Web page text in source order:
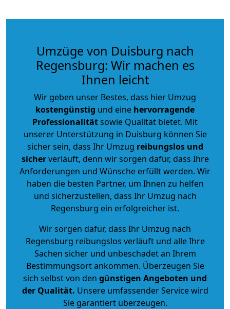
Umzüge von Duisburg nach
Regensburg: Wir machen es
Ihnen leicht
Wir geben unser Bestes, dass hier Umzug
kostengünstig und eine hervorragende
Professionalitätsowie Qualität bietet. Mit
unserer Unterstützung in Duisburg können Sie
sicher sein, dass Ihr Umzug reibungslos und
sicherverläuft, denn wir sorgen dafür, dass Ihre
Anforderungen und Wünsche erfüllt werden. Wir
haben die besten Partner, um Ihnen zu helfen
und sicherzustellen, dass Ihr Umzug nach
Regensburg ein erfolgreicher ist.
Wir sorgen dafür, dass Ihr Umzug nach
Regensburg reibungslos verläuft und alle Ihre
Sachen sicher und unbeschadet an Ihrem
Bestimmungsort ankommen. Überzeugen Sie
sich selbst von den günstigen Angeboten und
der Qualität. Unsere umfassender Service wird
Sie garantiert überzeugen.